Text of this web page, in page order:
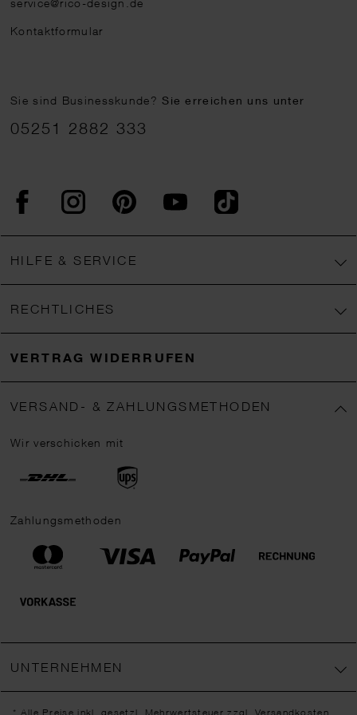
service@rico-design.de
Kontaktformular
Sie sind Businesskunde?Sie erreichen uns unter
05251 2882 333
FacebookInstagram PinterestYouTubeTikTok
HILFE & SERVICE
RECHTLICHES
VERTRAG WIDERRUFEN
VERSAND- & ZAHLUNGSMETHODEN
Wir verschicken mit
Zahlungsmethoden
UNTERNEHMEN
* Alle Preise inkl. gesetzl. Mehrwertsteuer zzgl.Versandkosten